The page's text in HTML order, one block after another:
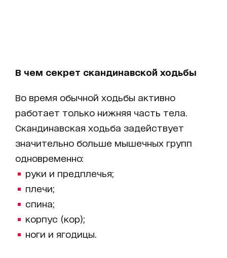
В чем секрет скандинавской ходьбы
Во время обычной ходьбы активно
работает только нижняя часть тела.
Скандинавская ходьба задействует
значительно больше мышечных групп
одновременно:
руки и предплечья;
плечи;
спина;
корпус (кор);
ноги и ягодицы.